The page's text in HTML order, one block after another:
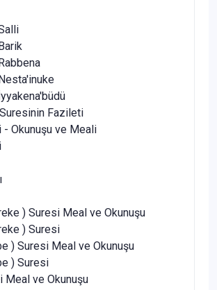
Fazileti
- Okunuşu ve Meali
) Suresi Meal ve Okunuşu
) Suresi
) Suresi Meal ve Okunuşu
) Suresi
Meal ve Okunuşu